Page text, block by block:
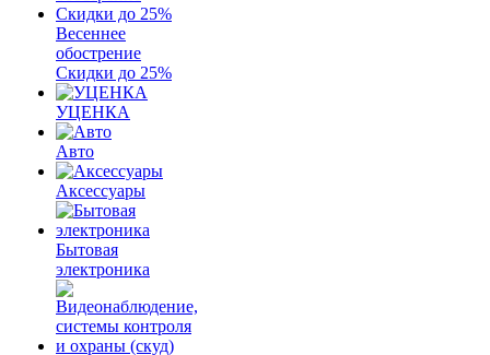
Весеннее
обострение
Скидки до 25%
УЦЕНКА
Авто
Аксессуары
Бытовая
электроника